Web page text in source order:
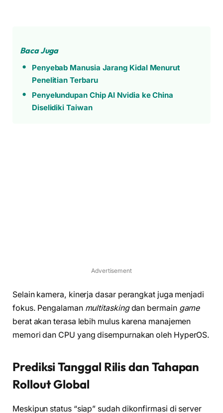
Baca Juga
Penyebab Manusia Jarang Kidal Menurut
Penelitian Terbaru
Penyelundupan Chip AI Nvidia ke China
Diselidiki Taiwan
Advertisement
Selain kamera, kinerja dasar perangkat juga menjadi
fokus. Pengalaman multitaskingdan bermain game
berat akan terasa lebih mulus karena manajemen
memori dan CPU yang disempurnakan oleh HyperOS.
Prediksi Tanggal Rilis dan Tahapan
Rollout Global
Meskipun status “siap” sudah dikonfirmasi di server